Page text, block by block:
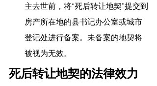
主去世前，将“死后转让地契”提交到
房产所在地的县书记办公室或城市
登记处进行备案。未备案的地契将
被视为无效。
死后转让地契的法律效力